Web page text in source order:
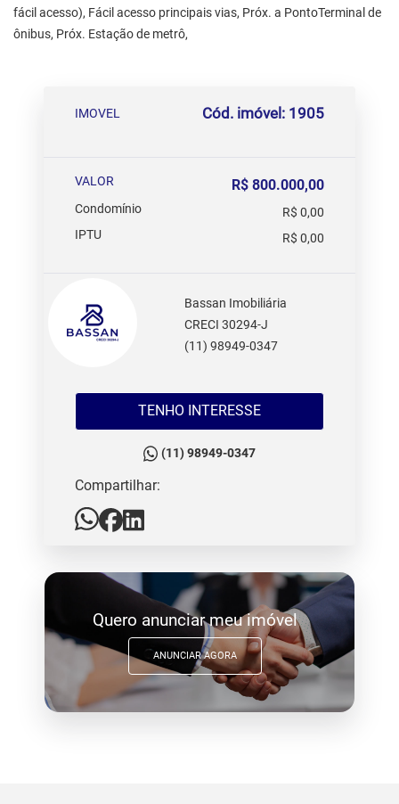
fácil acesso), Fácil acesso principais vias, Próx. a PontoTerminal de
ônibus, Próx. Estação de metrô,
IMOVEL Cód. imóvel: 1905
VALOR R$ 800.000,00
Condomínio
R$ 0,00
IPTU
R$ 0,00
Bassan Imobiliária
CRECI 30294-J
(11) 98949-0347
TENHO INTERESSE
(11) 98949-0347
Compartilhar:
Quero anunciar meu imóvel
ANUNCIAR AGORA